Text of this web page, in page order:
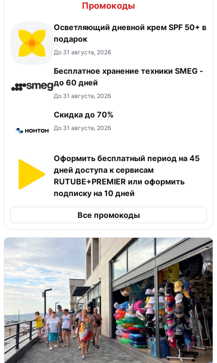
Промокоды
Осветляющий дневной крем SPF 50+ в
подарок
До 31 августа, 2026
Бесплатное хранение техники SMEG -
до 60 дней
До 31 августа, 2026
Скидка до 70%
До 31 августа, 2026
Оформить бесплатный период на 45
дней доступа к сервисам
RUTUBE+PREMIER или оформить
подписку на 10 дней
Все промокоды